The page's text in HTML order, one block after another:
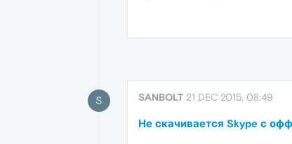
S SANBOLT 21 DEC 2015, 08:49
Не скачивается Skype с